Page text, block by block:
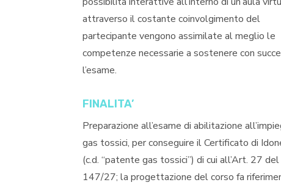
attraverso il costante coinvolgimento del
partecipante vengono assimilate al meglio le
competenze necessarie a sostenere con
l’esame.
FINALITA’
Preparazione all’esame di abilitazione
gas tossici, per conseguire il Certificato di
(c.d. “patente gas tossici”) di cui all’Art. 27 del
147/27; la progettazione del corso fa